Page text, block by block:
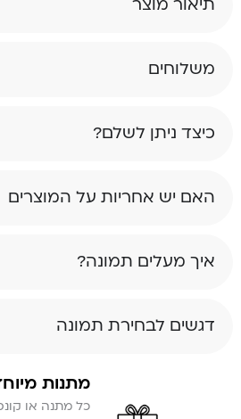
תיאור מוצר
משלוחים
כיצד ניתן לשלם?
האם יש אחריות על המוצרים
איך מעלים תמונה?
דגשים לבחירת תמונה
מתנות
כל מתנה או